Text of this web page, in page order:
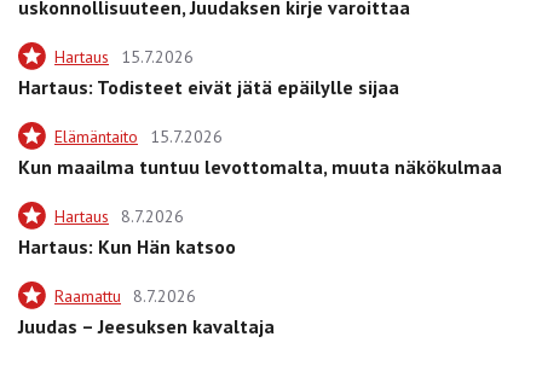
uskonnollisuuteen, Juudaksen kirje varoittaa
Hartaus 15.7.2026
Hartaus: Todisteet eivät jätä epäilylle sijaa
Elämäntaito 15.7.2026
Kun maailma tuntuu levottomalta, muuta näkökulmaa
Hartaus 8.7.2026
Hartaus: Kun Hän katsoo
Raamattu 8.7.2026
Juudas – Jeesuksen kavaltaja